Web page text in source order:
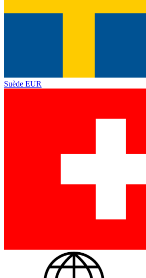
Suède EUR